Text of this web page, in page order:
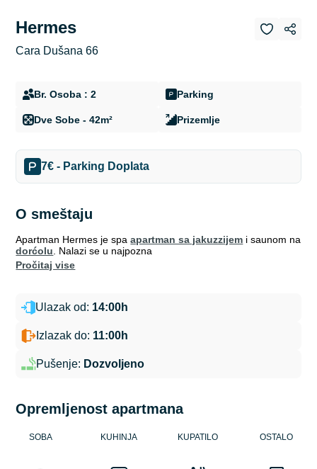
Hermes
Cara Dušana 66
Br. Osoba : 2 Parking
Dve Sobe - 42m² Prizemlje
7€ - Parking Doplata
O smeštaju
Apartman Hermes je spaapartman sa jakuzzijem i saunom na
dorćolu . Nalazi se u najpozna
pročitaj vise
Ulazak od: 14:00h
Izlazak do: 11:00h
Pušenje: Dozvoljeno
Opremljenost apartmana
SOBA KUHINJA KUPATILO OSTALO